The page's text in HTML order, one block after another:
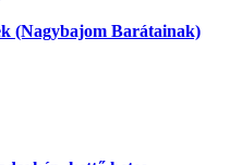
(Nagybajom Barátainak)